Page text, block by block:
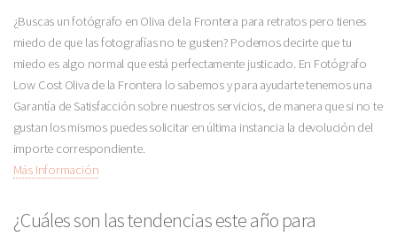
¿Buscas un fotógrafo en Oliva de la Frontera para retratos pero tienes
miedo de que las fotografías no te gusten? Podemos decirte que tu
miedo es algo normal que está perfectamente justicado. En Fotógrafo
Low Cost Oliva de la Frontera lo sabemos y para ayudarte tenemos una
Garantía de Satisfacción sobre nuestros servicios, de manera que si no te
gustan los mismos puedes solicitar en última instancia la devolución del
importe correspondiente.
Más Información
¿Cuáles son las tendencias este año para